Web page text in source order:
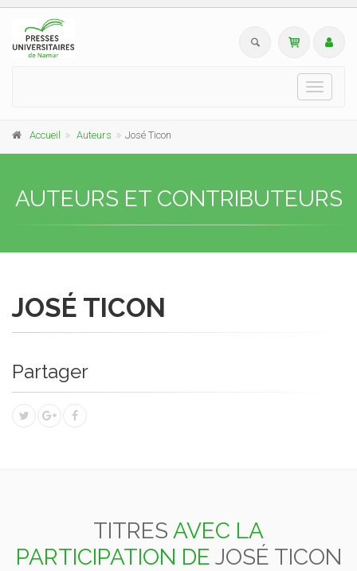
Toggle
Accueil Auteurs José Ticon
AUTEURS ET CONTRIBUTEURS
JOSÉ TICON
Partager
TITRES AVEC LA
PARTICIPATION DE JOSÉ TICON